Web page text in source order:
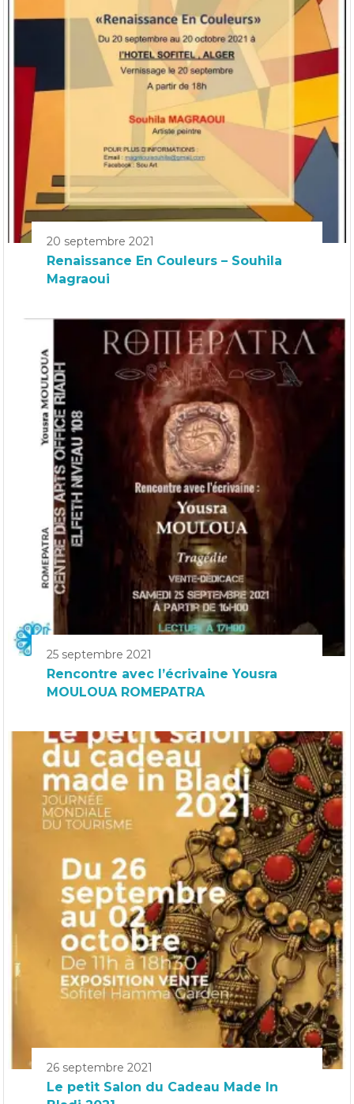
20 septembre 2021
Renaissance En Couleurs – Souhila
Magraoui
25 septembre 2021
Rencontre avec l’écrivaine Yousra
MOULOUA ROMEPATRA
26 septembre 2021
Le petit Salon du Cadeau Made In